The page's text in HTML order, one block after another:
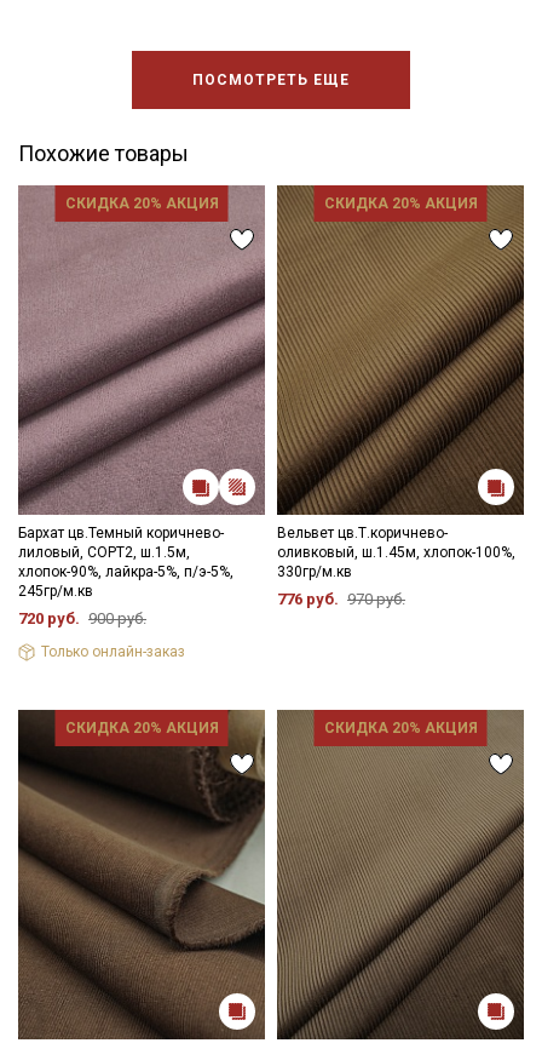
ПОСМОТРЕТЬ ЕЩЕ
Похожие товары
СКИДКА 20% АКЦИЯ
Бархат цв.Темный коричнево-
лиловый, СОРТ2, ш.1.5м,
хлопок-90%, лайкра-5%, п/э-5%,
245гр/м.кв
720 руб. 900 руб.
Только онлайн-заказ
СКИДКА 20% АКЦИЯ
Вельвет цв.Т.коричнево-
оливковый, ш.1.45м, хлопок-100%,
330гр/м.кв
776 руб. 970 руб.
СКИДКА 20% АКЦИЯ СКИДКА 20% АКЦИЯ